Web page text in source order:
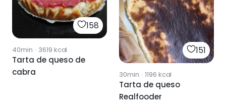
158
40min · 3619 kcal
Tarta de queso de
cabra
151
30min · 1196 kcal
Tarta de queso
Realfooder